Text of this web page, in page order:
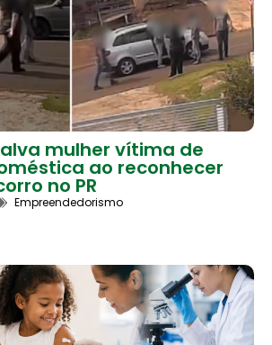
mulher vítima de
ao reconhecer
no PR
Empreendedorismo